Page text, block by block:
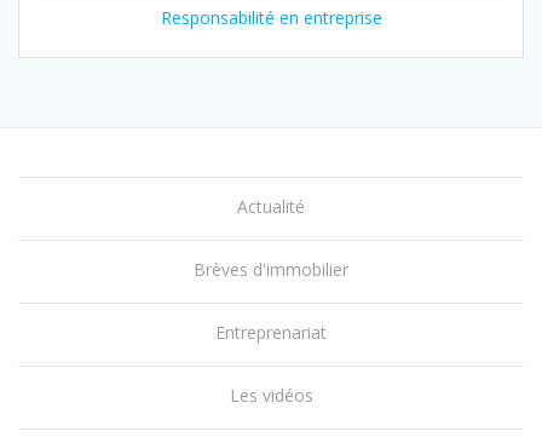
Responsabilité en entreprise
Actualité
Brèves d'immobilier
Entreprenariat
Les vidéos